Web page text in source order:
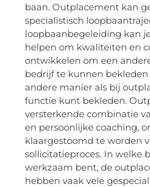
baan. Outplacement kan
specialistisch
loopbaanbegeleiding kan
helpen om kwaliteiten en
ontwikkelen om een
bedrijf te kunnen bekleden
andere manier als bij
functie kunt bekleden.
versterkende combinatie
en persoonlijke coaching,
klaargestoomd te worden
sollicitatieproces. In welke
werkzaam bent, de
hebben vaak vele